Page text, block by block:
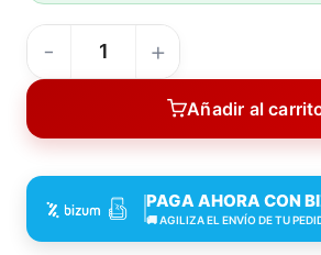
Cilindro
Seguridad
D
35X35
Latón
C88
Añadir al
PAGA AHORA CON
🚚 AGILIZA EL ENVÍO DE TU